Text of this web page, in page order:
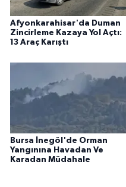
Afyonkarahisar'da Duman
Zincirleme Kazaya Yol Açtı:
13 Araç Karıştı
Bursa İnegöl'de Orman
Yangınına Havadan Ve
Karadan Müdahale